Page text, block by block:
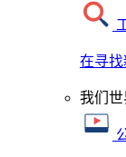
在寻找
我们